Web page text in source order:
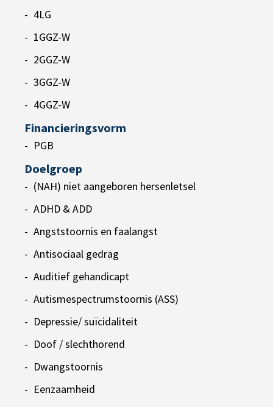
4LG
1GGZ-W
2GGZ-W
3GGZ-W
4GGZ-W
Financieringsvorm
PGB
Doelgroep
(NAH) niet aangeboren hersenletsel
ADHD & ADD
Angststoornis en faalangst
Antisociaal gedrag
Auditief gehandicapt
Autismespectrumstoornis (ASS)
Depressie/ suïcidaliteit
Doof / slechthorend
Dwangstoornis
Eenzaamheid